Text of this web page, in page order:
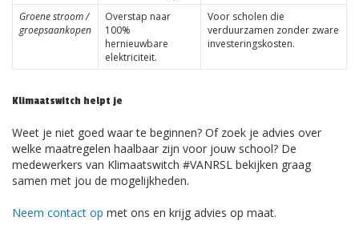
Groene stroom /
groepsaankopen
Overstap naar
100%
hernieuwbare
elektriciteit.
Voor scholen die
verduurzamen zonder zware
investeringskosten.
Klimaatswitch helpt je
Weet je niet goed waar te beginnen? Of zoek je advies over
welke maatregelen haalbaar zijn voor jouw school? De
medewerkers van Klimaatswitch #VANRSL bekijken graag
samen met jou de mogelijkheden.
Neem contact op met ons en krijg advies op maat.